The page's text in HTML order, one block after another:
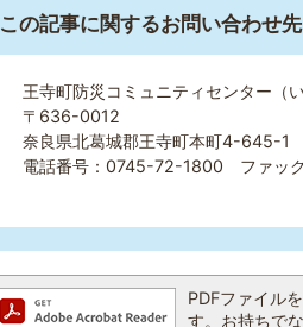
この記事に関するお問い合わせ先
王寺町防災コミュニティセンター（
〒636-0012
奈良県北葛城郡王寺町本町4-645-1
電話番号：0745-72-1800 ファッ
PDFファイル
す。お持ちで